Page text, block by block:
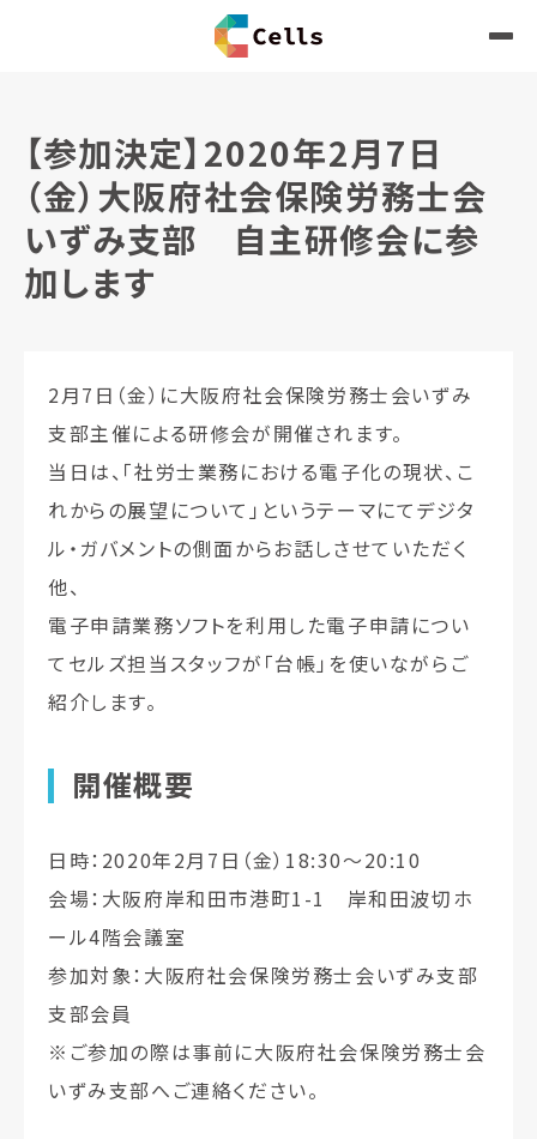
【参加決定】2020年2月7日
（金）大阪府社会保険労務士会
いずみ支部 自主研修会に参
加します
2月7日（金）に大阪府社会保険労務士会いずみ
支部主催による研修会が開催されます。
当日は、「社労士業務における電子化の現状、こ
れからの展望について」というテーマにてデジタ
ル・ガバメントの側面からお話しさせていただく
他、
電子申請業務ソフトを利用した電子申請につい
てセルズ担当スタッフが「台帳」を使いながらご
紹介します。
開催概要
日時：2020年2月7日（金）18:30～20:10
会場：大阪府岸和田市港町1-1 岸和田波切ホ
ール4階会議室
参加対象：大阪府社会保険労務士会いずみ支部
支部会員
※ご参加の際は事前に大阪府社会保険労務士会
いずみ支部へご連絡ください。